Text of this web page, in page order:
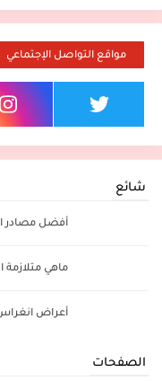
مواقع التواصل الإجتماعي
شائع
أفضل مصادر
ماهي متلازمة
أعراض
الصفحات